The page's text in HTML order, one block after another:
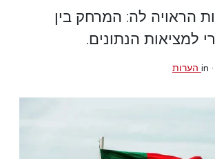
הראויה לה: המרחק בין
למציאות הנתונים.
in ·